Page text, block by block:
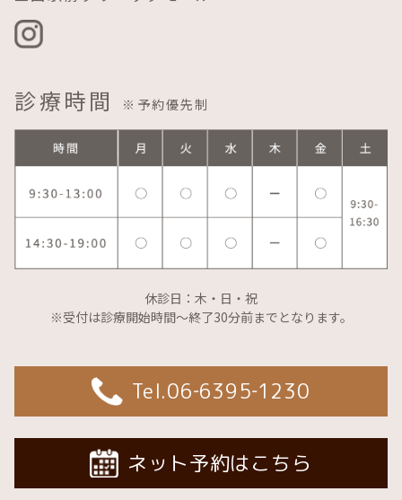
診療時間 ※予約優先制
休診日：木・日・祝
※受付は診療開始時間～終了30分前までとなります。
Tel.06‐6395‐1230
ネット予約はこちら